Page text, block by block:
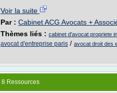
Voir la suite
Par : Cabinet ACG Avocats +
Thèmes liés : cabinet d'avocat propriete
avocat d'entreprise paris / avocat droit des
8 Ressources